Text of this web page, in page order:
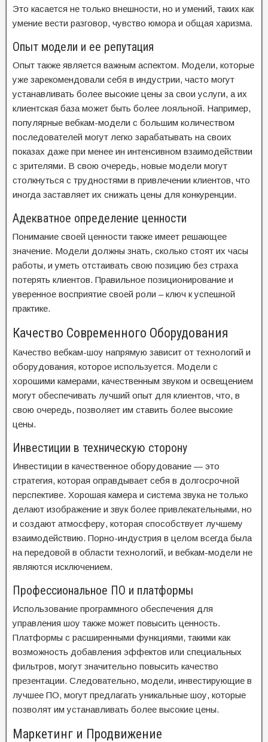
Это касается не только внешности, но и умений, таких как
умение вести разговор, чувство юмора и общая харизма.
Опыт модели и ее репутация
Опыт также является важным аспектом. Модели, которые
уже зарекомендовали себя в индустрии, часто могут
устанавливать более высокие цены за свои услуги, а их
клиентская база может быть более лояльной. Например,
популярные вебкам-модели с большим количеством
последователей могут легко зарабатывать на своих
показах даже при менее ин интенсивном взаимодействии
с зрителями. В свою очередь, новые модели могут
столкнуться с трудностями в привлечении клиентов, что
иногда заставляет их снижать цены для конкуренции.
Адекватное определение ценности
Понимание своей ценности также имеет решающее
значение. Модели должны знать, сколько стоят их часы
работы, и уметь отстаивать свою позицию без страха
потерять клиентов. Правильное позиционирование и
уверенное восприятие своей роли – ключ к успешной
практике.
Качество Современного Оборудования
Качество вебкам-шоу напрямую зависит от технологий и
оборудования, которое используется. Модели с
хорошими камерами, качественным звуком и освещением
могут обеспечивать лучший опыт для клиентов, что, в
свою очередь, позволяет им ставить более высокие
цены.
Инвестиции в техническую сторону
Инвестиции в качественное оборудование — это
стратегия, которая оправдывает себя в долгосрочной
перспективе. Хорошая камера и система звука не только
делают изображение и звук более привлекательными, но
и создают атмосферу, которая способствует лучшему
взаимодействию. Порно-индустрия в целом всегда была
на передовой в области технологий, и вебкам-модели не
являются исключением.
Профессиональное ПО и платформы
Использование программного обеспечения для
управления шоу также может повысить ценность.
Платформы с расширенными функциями, такими как
возможность добавления эффектов или специальных
фильтров, могут значительно повысить качество
презентации. Следовательно, модели, инвестирующие в
лучшее ПО, могут предлагать уникальные шоу, которые
позволят им устанавливать более высокие цены.
Маркетинг и Продвижение